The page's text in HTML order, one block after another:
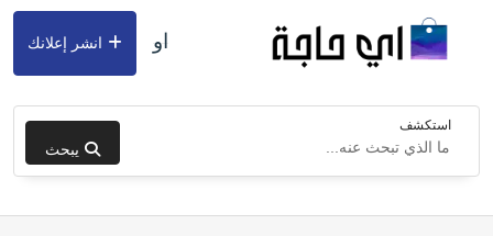
استكشف
يبحث
او انشر إعلانك